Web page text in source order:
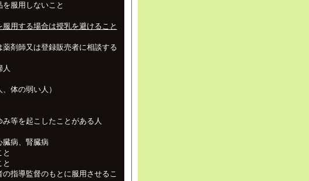
服用しないこと
用する場合は授乳を避けること
剤師又は登録販売者に相談する
人
体の弱い人）
み等を起こしたことがある人
病、腎臓病
と
指導監督のもとに服用させるこ